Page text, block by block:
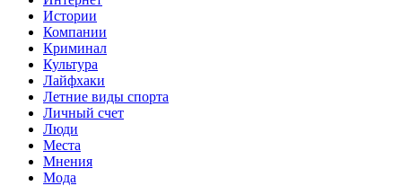
Истории
Компании
Криминал
Культура
Лайфхаки
Летние виды спорта
Личный счет
Люди
Места
Мнения
Мода